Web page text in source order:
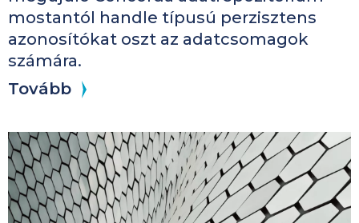
mostantól handle típusú perzisztens
azonosítókat oszt az adatcsomagok
számára.
Tovább
Kép